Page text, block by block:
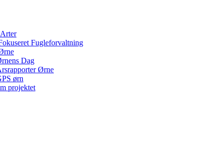
Arter
Fugleforvaltning
Dag
Ørne
ørn
projektet